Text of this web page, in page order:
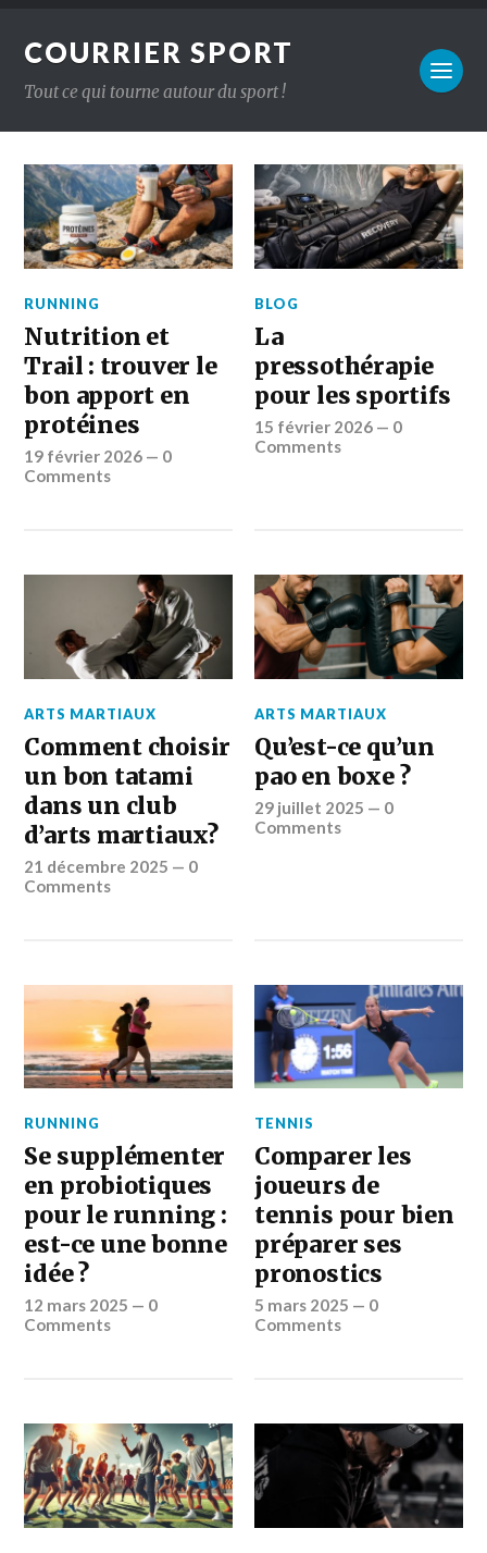
COURRIER SPORT
Tout ce qui tourne autour du sport !
RUNNING
Nutrition et
Trail : trouver le
bon apport en
protéines
19 février 2026 — 0
Comments
BLOG
La
pressothérapie
pour les sportifs
15 février 2026 — 0
Comments
ARTS MARTIAUX
Comment choisir
un bon tatami
dans un club
d’arts martiaux?
21 décembre 2025 — 0
Comments
ARTS MARTIAUX
Qu’est-ce qu’un
pao en boxe ?
29 juillet 2025 — 0
Comments
RUNNING
Se supplémenter
en probiotiques
pour le running :
est-ce une bonne
idée ?
12 mars 2025 — 0
Comments
TENNIS
Comparer les
joueurs de
tennis pour bien
préparer ses
pronostics
5 mars 2025 — 0
Comments